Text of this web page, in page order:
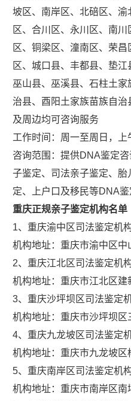
坡区、南岸区、北碚区、
区、合川区、永川区、南
区、铜梁区、潼南区、荣
区、城口县、丰都县、垫江
巫山县、巫溪县、石柱土
治县、酉阳土家族苗族自
及周边均可咨询服务
工作时间：周一至周日，上
咨询范围：提供DNA鉴定
子鉴定、司法亲子鉴定、
定、上户口及移民等DNA鉴
重庆正规亲子鉴定机构名单
1、重庆渝中区司法鉴定机
机构地址：重庆市渝中区中
2、重庆江北区司法鉴定机
机构地址：重庆市江北区建
3、重庆沙坪坝区司法鉴定
机构地址：重庆市沙坪坝区
4、重庆九龙坡区司法鉴定
机构地址：重庆市九龙坡区
5、重庆南岸区司法鉴定机
机构地址：重庆市南岸区南